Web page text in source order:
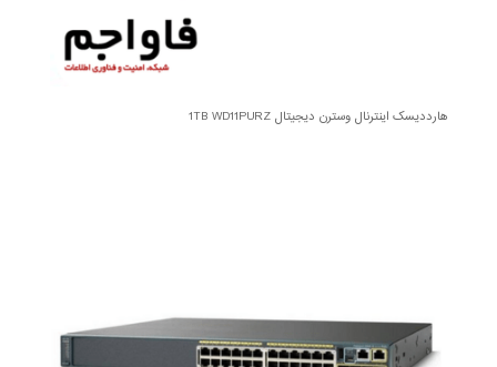
هارددیسک اینترنال وسترن دیجیتال 1TB WD11PURZ